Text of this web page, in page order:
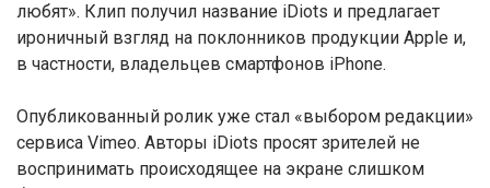
любят». Клип получил название iDiots и предлагает
ироничный взгляд на поклонников продукции Apple и,
в частности, владельцев смартфонов iPhone.
Опубликованный ролик уже стал «выбором редакции»
сервиса Vimeo. Авторы iDiots просят зрителей не
воспринимать происходящее на экране слишком